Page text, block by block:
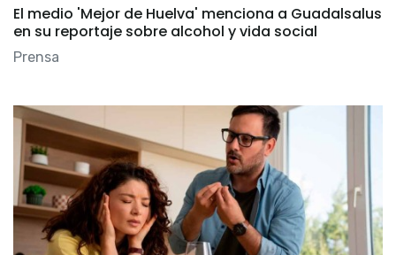
El medio 'Mejor de Huelva' menciona a Guadalsalus
en su reportaje sobre alcohol y vida social
Prensa